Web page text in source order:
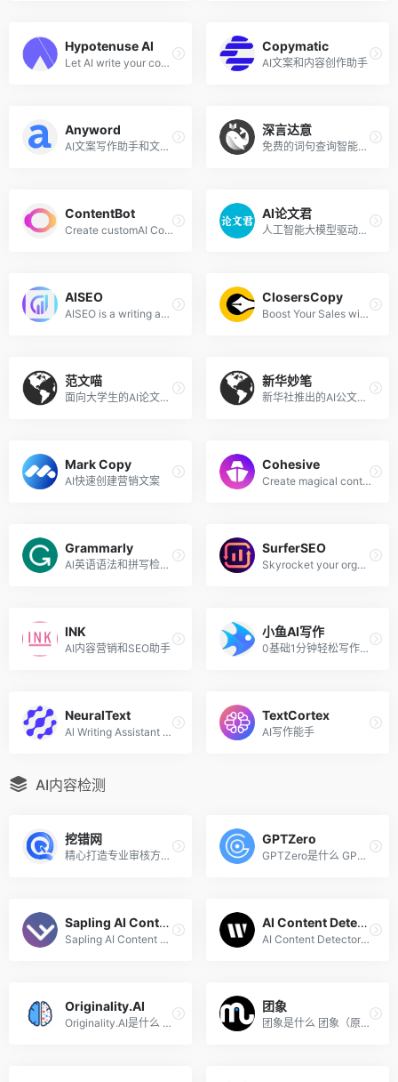
Hypotenuse AI
Let AI write your content in seconds.Without writer’s block.
Copymatic
AI文案和内容创作助手
Anyword
AI文案写作助手和文本生成器
深言达意
免费的词句查询智能写作辅助工具,输入模糊描述即可查找词句
ContentBot
Create customAI Content Workflows, run through Imports, or simply use our AI Writer.
AI论文君
人工智能大模型驱动，一键生成论文选题、开题报告、论文大纲、论文全文
AISEO
AISEO is a writing assistant
ClosersCopy
Boost Your Sales with SEO Optimized Blogs and Irresistible Marketing Copy
范文喵
面向大学生的AI论文写作工具
新华妙笔
新华社推出的AI公文写作平台
Mark Copy
AI快速创建营销文案
Cohesive
Create magical content with the most powerful AI editor
Grammarly
Al英语语法和拼写检查写作助手
SurferSEO
Skyrocket your organic traffic
INK
AI内容营销和SEO助手
小鱼AI写作
0基础1分钟轻松写作，获得源源不断的写作灵感，让思想充分表达!
NeuralText
Al Writing Assistant and tools for SEO
TextCortex
AI写作能手
AI内容检测
挖错网
精心打造专业审核方案,全面覆盖各类人群需求
GPTZero
GPTZero是什么 GPTZero是普林...
Sapling AI Content Detector
Sapling AI Content Detector...
AI Content Detector
AI Content Detector是什么 A...
Originality.AI
Originality.AI是什么 Origin...
团象
团象是什么 团象（原MitataAI...